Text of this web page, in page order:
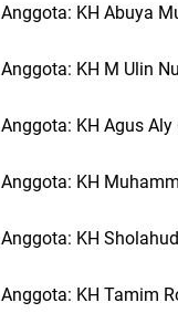
Anggota: KH Abuya
Anggota: KH M Ulin
Anggota: KH Agus Aly
Anggota: KH
Anggota: KH
Anggota: KH Tamim